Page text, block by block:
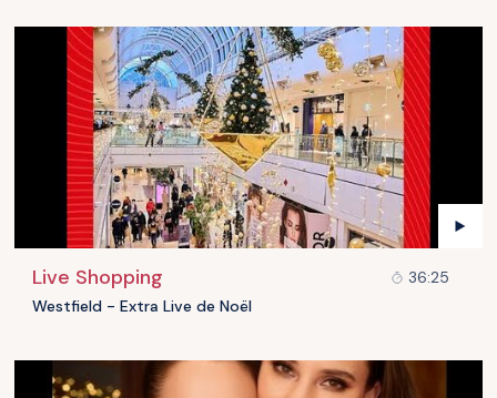
Live Shopping
36:25
Westfield - Extra Live de Noël